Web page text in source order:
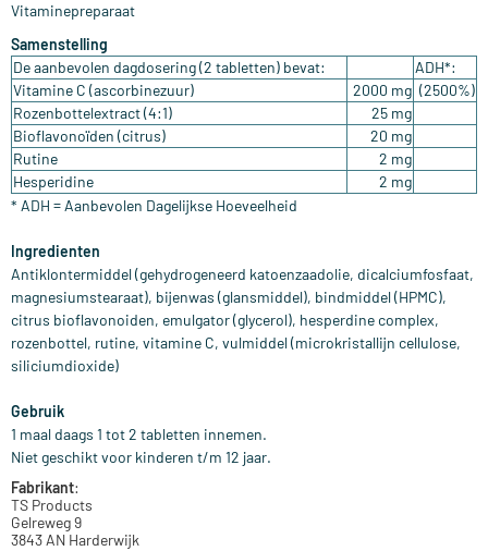
Vitaminepreparaat
Samenstelling
De aanbevolen dagdosering (2 tabletten) bevat:
ADH*:
Vitamine C (ascorbinezuur)
2000 mg (2500%)
Rozenbottelextract (4:1)
25 mg
Bioflavonoïden (citrus)
20 mg
Rutine
2 mg
Hesperidine
2 mg
* ADH = Aanbevolen Dagelijkse Hoeveelheid
Ingredienten
Antiklontermiddel (gehydrogeneerd katoenzaadolie, dicalciumfosfaat,
magnesiumstearaat), bijenwas (glansmiddel), bindmiddel (HPMC),
citrus bioflavonoiden, emulgator (glycerol), hesperdine complex,
rozenbottel, rutine, vitamine C, vulmiddel (microkristallijn cellulose,
siliciumdioxide)
Gebruik
1 maal daags 1 tot 2 tabletten innemen.
Niet geschikt voor kinderen t/m 12 jaar.
Fabrikant:
TS Products
Gelreweg 9
3843 AN Harderwijk